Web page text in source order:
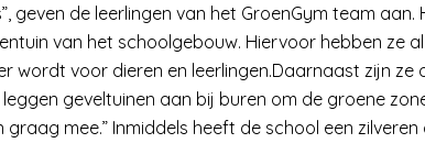
geven de leerlingen van het GroenGym team
van het schoolgebouw. Hiervoor hebben ze
wordt voor dieren en leerlingen.Daarnaast zijn
geveltuinen aan bij buren om de groene
mee.” Inmiddels heeft de school een